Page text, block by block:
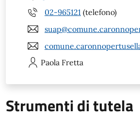
02-965121 (telefono)
Paola Fretta
Strumenti di tutela